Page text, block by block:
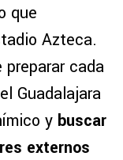
que
Azteca.
preparar cada
Guadalajara
y buscar
externos